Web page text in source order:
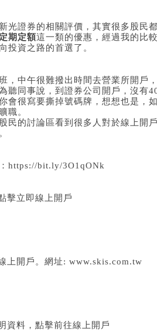
光證券的相關評價，其實很多股民
定期定額這一類的優惠，經過我的比
投資之路的首選了。
，中午很難撥出時間去營業所開戶
聽同事說，到證券公司開戶，沒有
會很寫要撕掉號碼牌，想想也是，
職。
民的討論區看到很多人對於線上開
https://bit.ly/3O1qONk
擊立即線上開戶
上開戶。網址: www.skis.com.tw
資料，點擊前往線上開戶